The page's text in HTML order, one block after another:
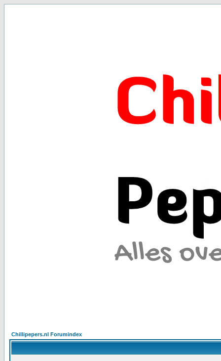
Chillipepers.nl Forumindex